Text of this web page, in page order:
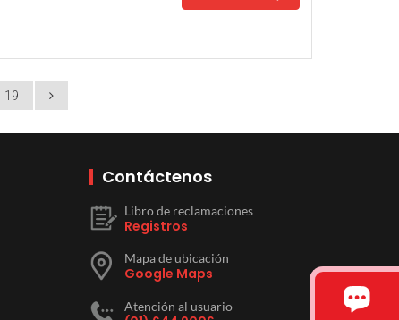
19
Contáctenos
Libro de reclamaciones
Registros
Mapa de ubicación
Google Maps
Atención al usuario